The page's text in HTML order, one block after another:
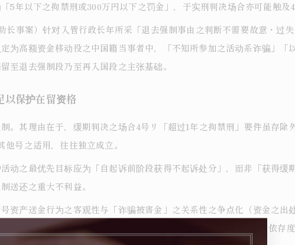
5年以下之拘禁刑或300万円以下之罚金」，于实刑判决场合亦可能触及4
事案）针对入管行政长年所采「退去强制事由之判断不需要故意・过
为高额资金移动役之中国籍当事者中，「不知所参加之活动系诈骗」「
至退去强制段乃至再入国段之主张基础。
保护在留资格
。其理由在于，缓期判决之场合4号リ「超过1年之拘禁刑」要件虽存除
号之适用，往往独立成立。
动之最优先目标应为「自起诉前阶段获得不起诉处分」，而非「获得缓
送还之重大不利益。
资产送金行为之客观性与「诈骗被害金」之关系性之争点化（资金之出
是LINE群组之招募方式、本人对受招募时之状况认识）、（三）依存